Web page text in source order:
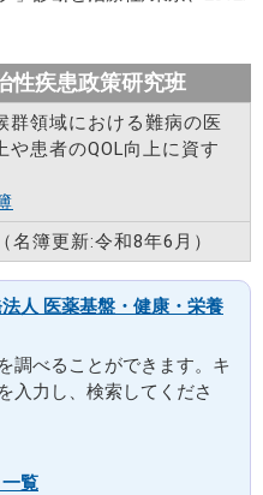
性疾患政策研究班
群領域における難病の医
や患者のQOL向上に資す
名簿更新:令和8年6月）
人 医薬基盤・健康・栄養
調べることができます。キ
入力し、検索してくださ
覧